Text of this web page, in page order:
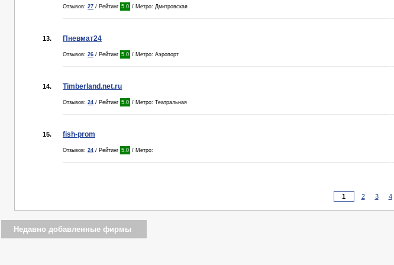
Отзывов: 27 / Рейтинг 5.0 / Метро: Дмитровская
13. Пневмат24
Отзывов: 26 / Рейтинг 5.0 / Метро: Аэропорт
14. Timberland.net.ru
Отзывов: 24 / Рейтинг 5.0 / Метро: Театральная
15. fish-prom
Отзывов: 24 / Рейтинг 5.0 / Метро:
2 3 4
Недавно добавленные фирмы